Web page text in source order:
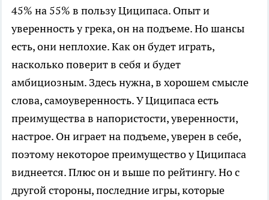
45% на 55% в пользу Циципаса. Опыт и
уверенность у грека, он на подъеме. Но шансы
есть, они неплохие. Как он будет играть,
насколько поверит в себя и будет
амбициозным. Здесь нужна, в хорошем смысле
слова, самоуверенность. У Циципаса есть
преимущества в напористости, уверенности,
настрое. Он играет на подъеме, уверен в себе,
поэтому некоторое преимущество у Циципаса
виднеется. Плюс он и выше по рейтингу. Но с
другой стороны, последние игры, которые